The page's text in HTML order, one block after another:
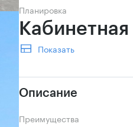
Планировка
Кабинетная
Показать
Описание
Преимущества